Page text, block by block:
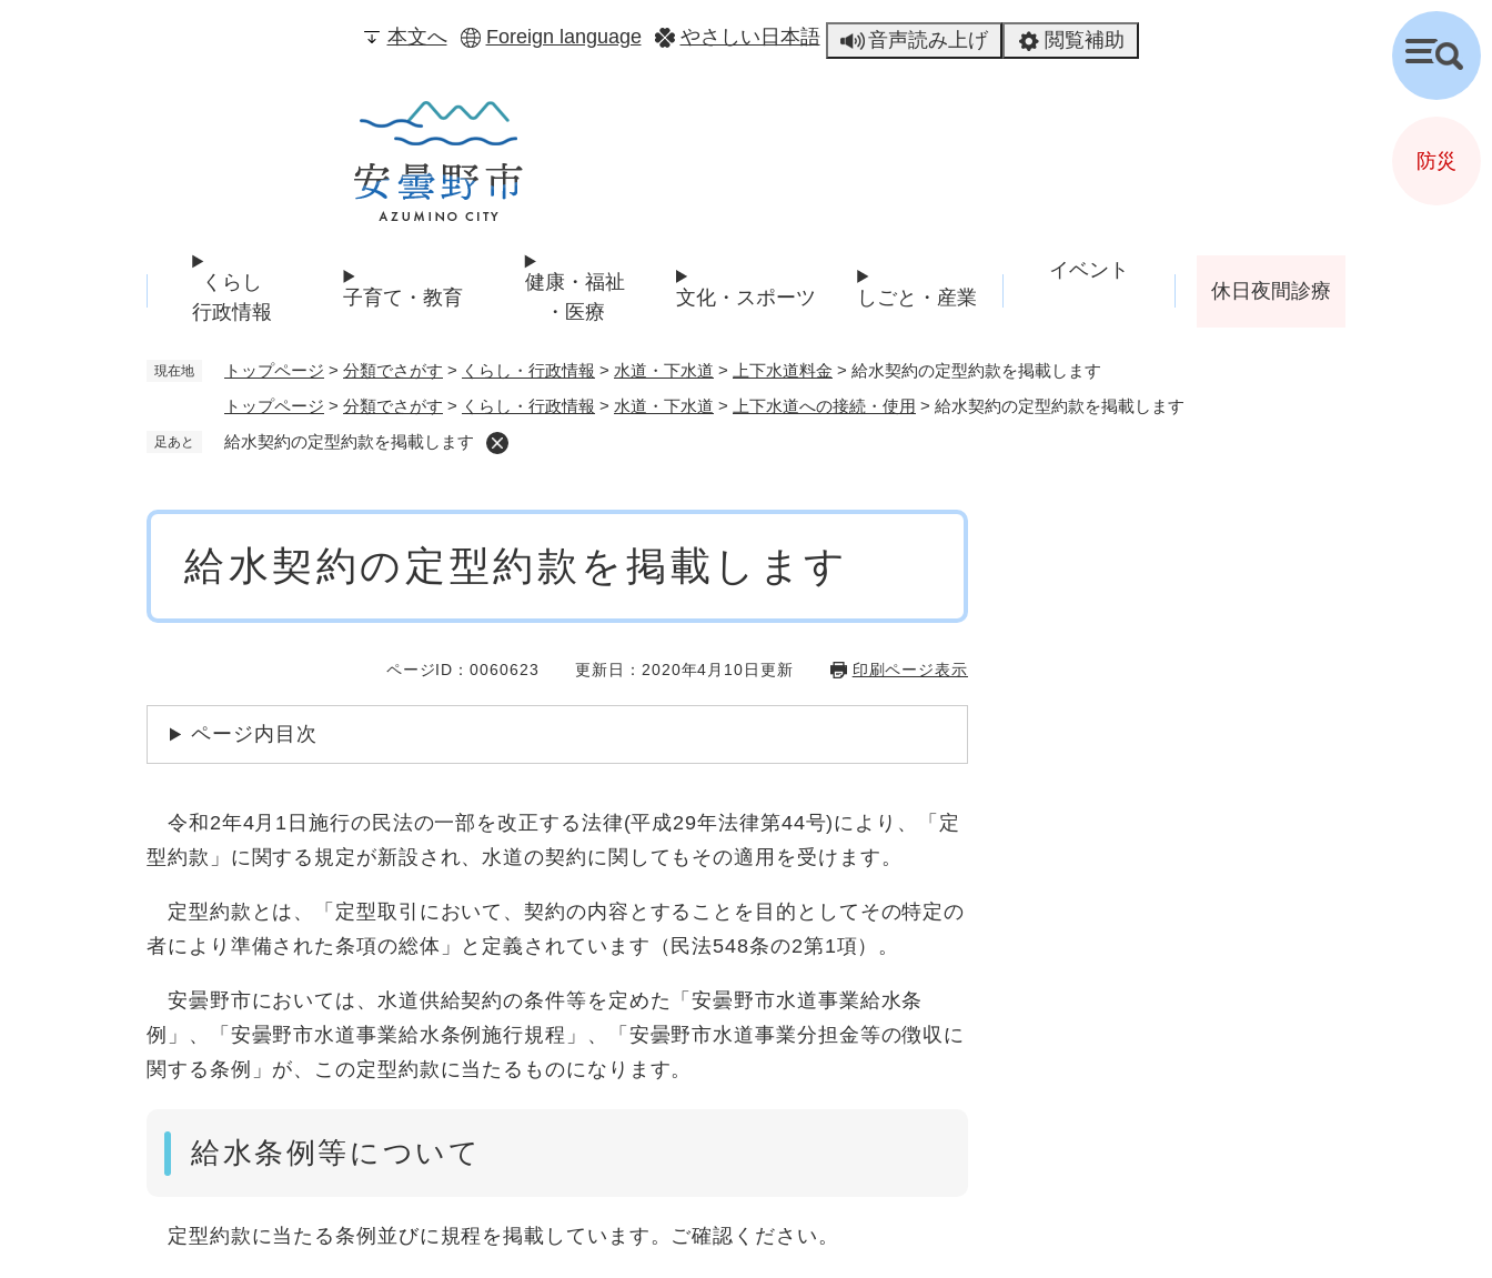
本文へ Foreign language やさしい日本語 音声読み上げ 閲覧補助
くらし
行政情報
子育て・教育
健康・福祉
・医療
文化・スポーツ しごと・産業
イベント
休日夜間診療
現在地 トップページ > 分類でさがす > くらし・行政情報 > 水道・下水道 > 上下水道料金 > 給水契約の定型約款を掲載します
トップページ > 分類でさがす > くらし・行政情報 > 水道・下水道 > 上下水道への接続・使用 > 給水契約の定型約款を掲載します
足あと 給水契約の定型約款を掲載します
給水契約の定型約款を掲載します
ページID：0060623 更新日：2020年4月10日更新 印刷ページ表示
ページ内目次
令和2年4月1日施行の民法の一部を改正する法律(平成29年法律第44号)により、「定
型約款」に関する規定が新設され、水道の契約に関してもその適用を受けます。
定型約款とは、「定型取引において、契約の内容とすることを目的としてその特定の
者により準備された条項の総体」と定義されています（民法548条の2第1項）。
安曇野市においては、水道供給契約の条件等を定めた「安曇野市水道事業給水条
例」、「安曇野市水道事業給水条例施行規程」、「安曇野市水道事業分担金等の徴収に
関する条例」が、この定型約款に当たるものになります。
給水条例等について
定型約款に当たる条例並びに規程を掲載しています。ご確認ください。
検
索
防災